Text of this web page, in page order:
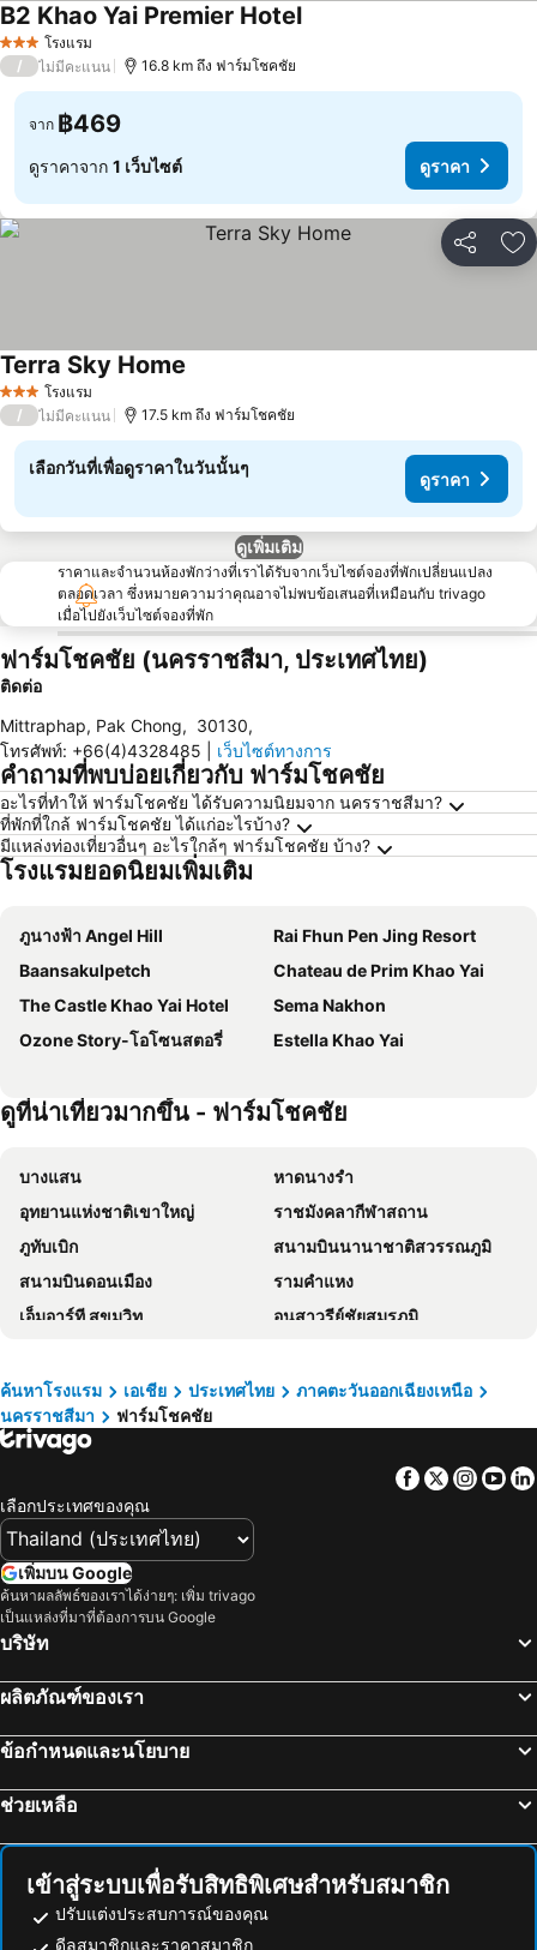
3 ดาว โรงแรม
B2 Khao Yai Premier Hotelดูราคา
/ ไม่มีคะแนน 16.8 km ถึง ฟาร์มโชคชัย
จาก ฿469
ดูราคาจาก 1 เว็บไซต์ ดูราคา
แชร์ เ
3 ดาว โรงแรม
Terra Sky Home
/ ไม่มีคะแนน 17.5 km ถึง ฟาร์มโชคชัย
เลือกวันที่เพื่อดูราคาในวันนั้นๆ
ดูราคา
ดูเพิ่มเติม
ราคาและจำนวนห้องพักว่างที่เราได้รับจากเว็บไซต์จองที่พักเปลี่ยนแปลง
ตลอดเวลา ซึ่งหมายความว่าคุณอาจไม่พบข้อเสนอที่เหมือนกับ trivago
เมื่อไปยังเว็บไซต์จองที่พัก
ฟาร์มโชคชัย (นครราชสีมา, ประเทศไทย)
ติดต่อ
Mittraphap, Pak Chong, 30130,
โทรศัพท์: +66(4)4328485 เว็บไซต์ทางการ
คำถามที่พบบ่อยเกี่ยวกับ ฟาร์มโชคชัย
อะไรที่ทำให้ ฟาร์มโชคชัย ได้รับความนิยมจาก นครราชสีมา?
ที่พักที่ใกล้ ฟาร์มโชคชัย ได้แก่อะไรบ้าง?
มีแหล่งท่องเที่ยวอื่นๆ อะไรใกล้ๆ ฟาร์มโชคชัย บ้าง?
โรงแรมยอดนิยมเพิ่มเติม
ภูนางฟ้า Angel Hill
Rai Fhun Pen Jing Resort
Baansakulpetch
Chateau de Prim Khao Yai
The Castle Khao Yai Hotel
Sema Nakhon
Ozone Story-โอโซนสตอรี่
Estella Khao Yai
ดูที่น่าเที่ยวมากขึ้น - ฟาร์มโชคชัย
บางแสน
หาดนางรำ
อุทยานแห่งชาติเขาใหญ่
ราชมังคลากีฬาสถาน
ภูทับเบิก
สนามบินนานาชาติสวรรณภูมิ
สนามบินดอนเมือง
รามคำแหง
เอ็มอาร์ที สุขุมวิท
อนุสาวรีย์ชัยสมรภูมิ
บีทีเอส นานา
ถนนข้าวสาร
Suphachalasai Stadium
ล่องเรือแม่น้ำเจ้าพระยา และวัดอรุณ
วัดอรุณ
สถานีรถไฟหัวลำโพง
บีทีเอส หมอชิต
บีทีเอส อารีย์
ตลาดนัดสวนจตุจักร
Lumphini-Park
บีทีเอส ศาลาแดง
บีทีเอส อ่อนนุช
สนามหลวง
MRT พระราม 9
วัดพระแก้ว
บีทีเอส ชิดลม
ค้นหาโรงแรม เอเชีย ประเทศไทย
ภาคตะวันออกเฉียงเหนือ
นครราชสีมา
ฟาร์มโชคชัย
Facebook
Twitter
เลือกประเทศของคุณ
เพิ่มบน Google
ค้นหาผลลัพธ์ของเราได้ง่ายๆ: เพิ่ม trivago
เป็นแหล่งที่มาที่ต้องการบน Google
บริษัท
ผลิตภัณฑ์ของเรา
ข้อกำหนดและนโยบาย
ช่วยเหลือ
เข้าสู่ระบบเพื่อรับสิทธิพิเศษสำหรับสมาชิก
ปรับแต่งประสบการณ์ของคุณ
ดีลสมาชิกและราคาสมาชิก